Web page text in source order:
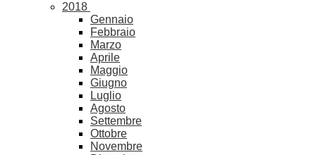
2018
Gennaio
Febbraio
Marzo
Aprile
Maggio
Giugno
Luglio
Agosto
Settembre
Ottobre
Novembre